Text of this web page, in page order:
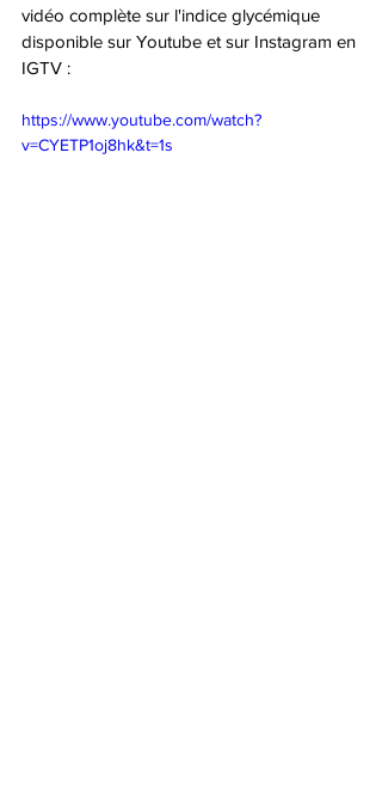
vidéo complète sur l'indice glycémique
disponible sur Youtube et sur Instagram en
IGTV :
https://www.youtube.com/watch?
v=CYETP1oj8hk&t=1s